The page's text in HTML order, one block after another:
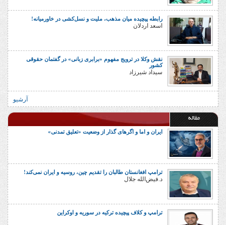
رابطه پیچیده میان مذهب، ملیت و نسل‌کشی در خاورمیانه!
اسعد اردلان
نقش وکلا در ترویج مفهوم «برابری زبانی» در گفتمان حقوقی
کشور
سیداد شیرزاد
آرشیو
مقاله
ایران و اما و اگرهای گذار از وضعیت «تعلیق تمدنی»
ترامپ افغانستان طالبان را تقدیم چین، روسیه و ایران نمی‌کند!
د.فیض‌الله جلال
ترامپ و کلاف پیچیده ترکیه در سوریه و اوکراین